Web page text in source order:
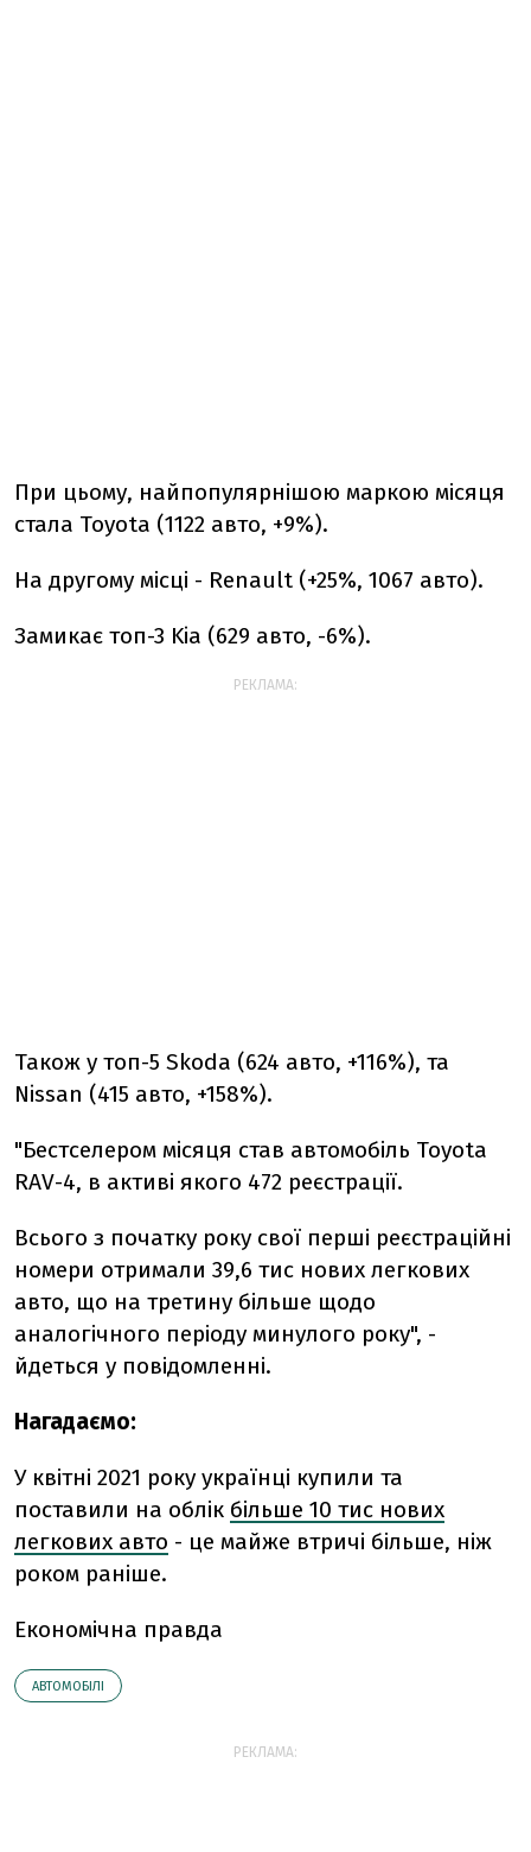
При цьому, найпопулярнішою маркою місяця
стала Toyota (1122 авто, +9%).
На другому місці - Renault (+25%, 1067 авто).
Замикає топ-3 Kia (629 авто, -6%).
РЕКЛАМА:
Також у топ-5 Skoda (624 авто, +116%), та
Nissan (415 авто, +158%).
"Бестселером місяця став автомобіль Toyota
RAV-4, в активі якого 472 реєстрації.
Всього з початку року свої перші реєстраційні
номери отримали 39,6 тис нових легкових
авто, що на третину більше щодо
аналогічного періоду минулого року", -
йдеться у повідомленні.
Нагадаємо:
У квітні 2021 року українці купили та
поставили на облік більше 10 тис нових
легкових авто - це майже втричі більше, ніж
роком раніше.
Економічна правда
АВТОМОБІЛІ
РЕКЛАМА: